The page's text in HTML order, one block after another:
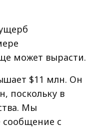
может вырасти.
$11 млн. Он
поскольку в
Мы
сообщение с